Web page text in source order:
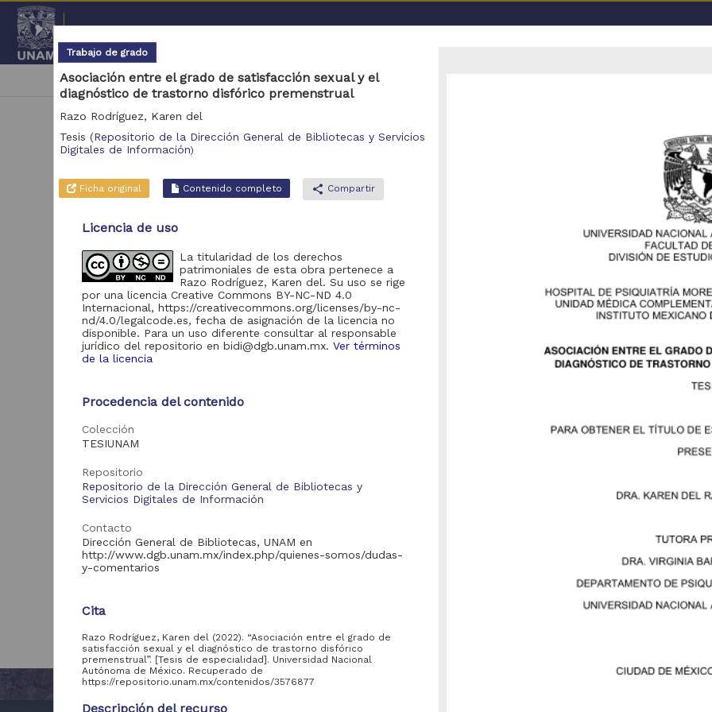
cancel | Coordinación General de Estudios de Posgrado, UNAM; Facultad de Medicina, UNAM
No se encontraron
Se recomienda realizar una de las siguientes acciones:
Eliminar los filtros de opciones avanzadas y realizar la búsqueda
Debido a que el enlace posiblemente haya caducado, realizar
la pagina de inicio
Trabajo de grado
Asociación entre el grado de satisfacción sexual y el
diagnóstico de trastorno disfórico premenstrual
Razo Rodríguez, Karen del
Tesis(Repositorio de la Dirección General de Bibliotecas y Servicios
Digitales de Información)
Ficha original Contenido completo share Compartir
Licencia de uso
La titularidad de los derechos
patrimoniales de esta obra pertenece a
Razo Rodríguez, Karen del. Su uso se rige
por una licencia Creative Commons BY-NC-ND 4.0
Internacional, https://creativecommons.org/licenses/by-nc-
nd/4.0/legalcode.es, fecha de asignación de la licencia no
disponible. Para un uso diferente consultar al responsable
jurídico del repositorio en bidi@dgb.unam.mx.Ver términos
de la licencia
Procedencia del contenido
Colección
TESIUNAM
Repositorio
Repositorio de la Dirección General de Bibliotecas y
Servicios Digitales de Información
Contacto
Dirección General de Bibliotecas, UNAM en
http://www.dgb.unam.mx/index.php/quienes-somos/dudas-
y-comentarios
Cita
Razo Rodríguez, Karen del (2022). “Asociación entre el grado de
satisfacción sexual y el diagnóstico de trastorno disfórico
premenstrual”. [Tesis de especialidad]. Universidad Nacional
Autónoma de México. Recuperado de
https://repositorio.unam.mx/contenidos/3576877
Descripción del recurso